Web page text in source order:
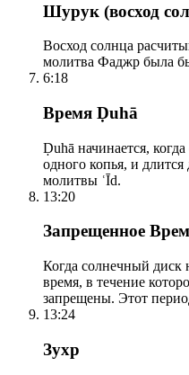
Шурук (восход
Восход солнца
молитва Фаджр была
6:18
Время Ḍuhā
Ḍuhā начинается,
одного копья, и
молитвы ʿĪd.
13:20
Запрещенное
Когда солнечный диск
время, в течение
запрещены. Этот
13:24
Зухр